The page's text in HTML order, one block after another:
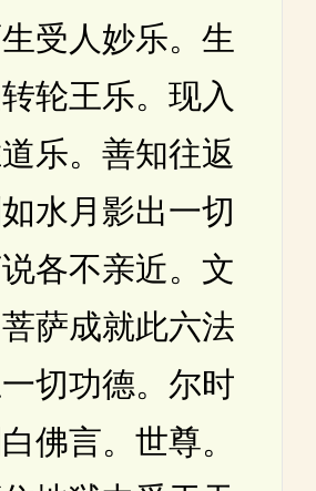
受人妙乐。生
轮王乐。现入
乐。善知往返
水月影出一切
各不亲近。文
萨成就此六法
切功德。尔时
佛言。世尊。